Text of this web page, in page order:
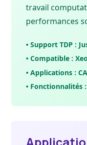
travail
performances
• Support TDP :
• Compatible :
• Applications :
• Fonctionnalités